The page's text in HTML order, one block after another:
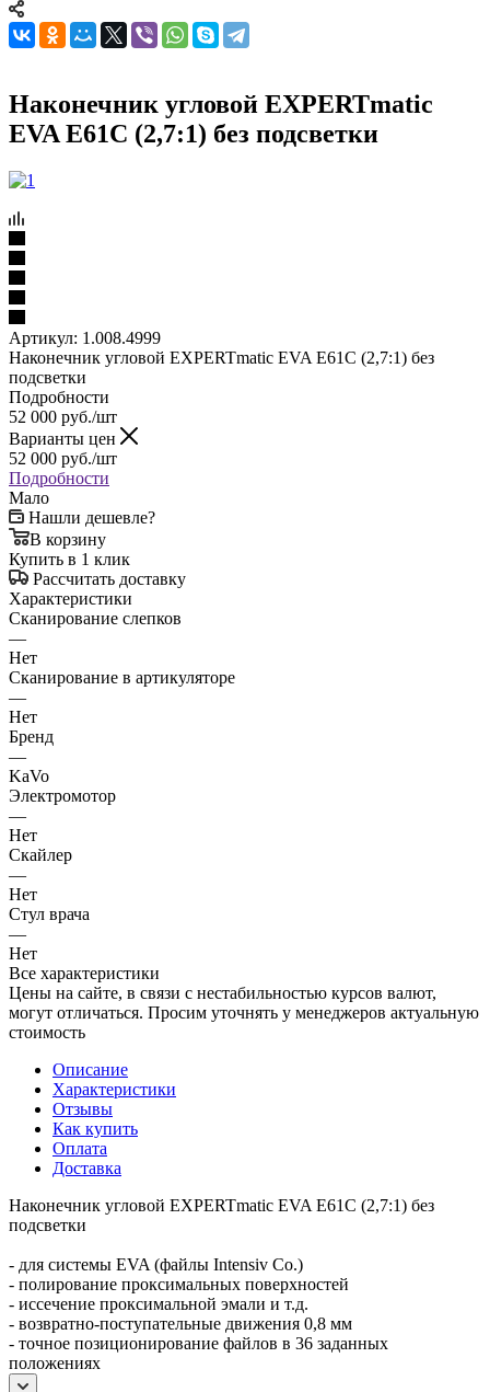
Наконечник угловой EXPERTmatic
EVA E61C (2,7:1) без подсветки
Артикул: 1.008.4999
Наконечник угловой EXPERTmatic EVA E61C (2,7:1) без
подсветки
Подробности
52 000 руб./шт
Варианты цен
52 000 руб./шт
Подробности
Мало
Нашли дешевле?
В корзину
Купить в 1 клик
Рассчитать доставку
Характеристики
Сканирование слепков
—
Нет
Сканирование в артикуляторе
—
Нет
Бренд
—
KaVo
Электромотор
—
Нет
Скайлер
—
Нет
Стул врача
—
Нет
Все характеристики
Цены на сайте, в связи с нестабильностью курсов валют,
могут отличаться. Просим уточнять у менеджеров актуальную
стоимость
Описание
Характеристики
Отзывы
Как купить
Оплата
Доставка
Наконечник угловой EXPERTmatic EVA E61C (2,7:1) без
подсветки
- для системы EVA (файлы Intensiv Co.)
- полирование проксимальных поверхностей
- иссечение проксимальной эмали и т.д.
- возвратно-поступательные движения 0,8 мм
- точное позиционирование файлов в 36 заданных
положениях